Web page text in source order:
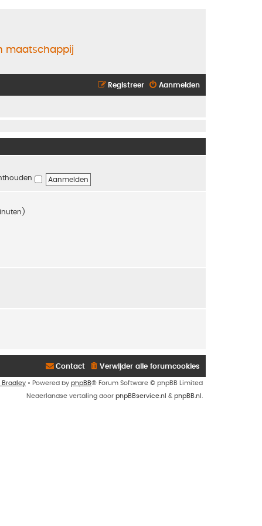
maatschappij
Aanmelden
Registreer
Verwijder alle forumcookies
Contact
Bradley • Powered by phpBB® Forum Software © phpBB Limited
Nederlandse vertaling door phpBBservice.nl & phpBB.nl